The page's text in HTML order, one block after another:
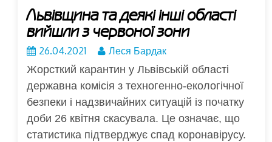
Львівщина та деякі інші області
вийшли з червоної зони
26.04.2021
Леся Бардак
Жорсткий карантин у Львівській області
державна комісія з техногенно-екологічної
безпеки і надзвичайних ситуацій із початку
доби 26 квітня скасувала. Це означає, що
статистика підтверджує спад коронавірусу.